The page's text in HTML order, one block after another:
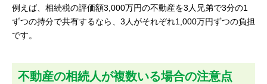
例えば、相続税の評価額3,000万円の不動産を3人兄弟で3分の1
ずつの持分で共有するなら、3人がそれぞれ1,000万円ずつの負担
です。
不動産の相続人が複数いる場合の注意点